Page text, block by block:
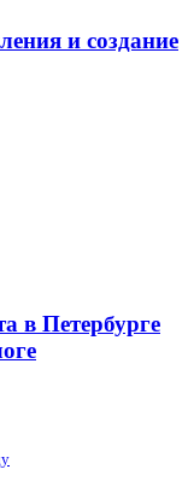
и создание
в Петербурге